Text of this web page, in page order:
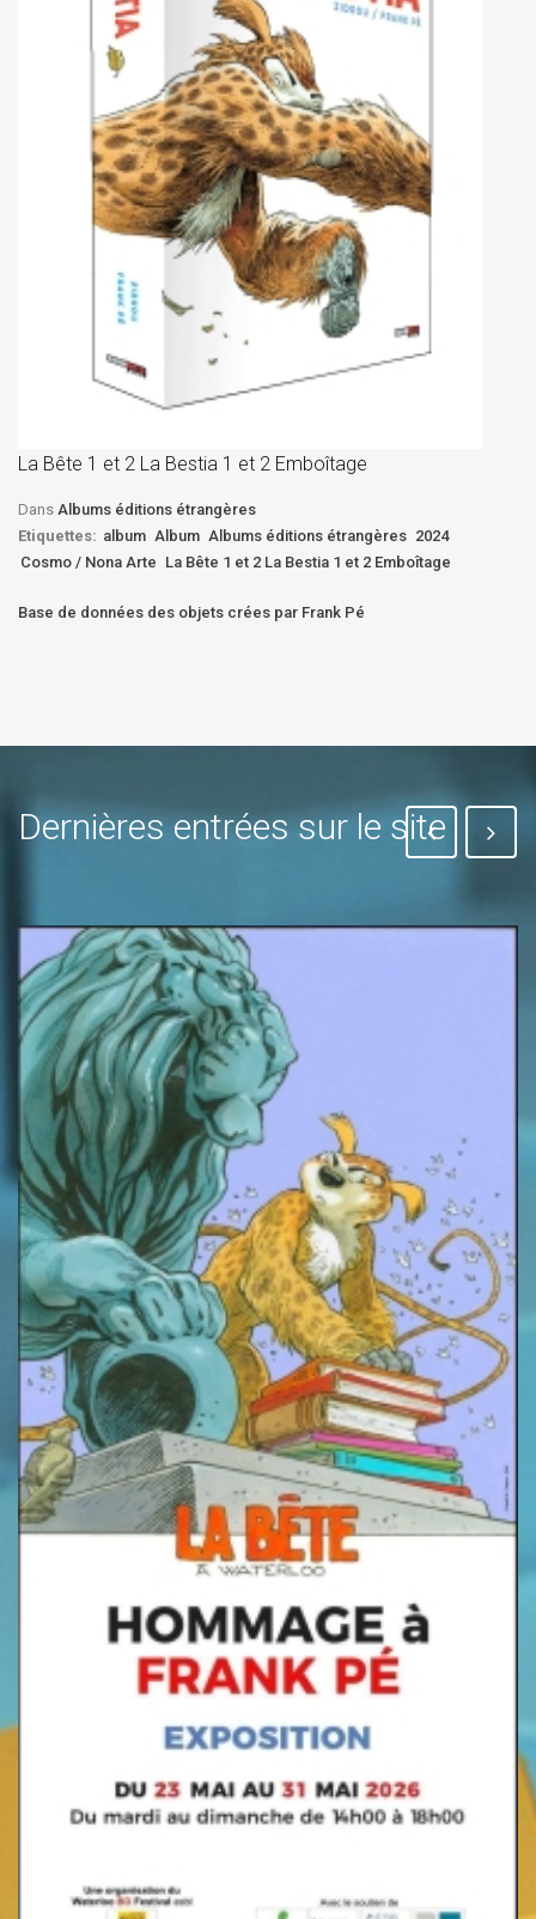
La Bête 1 et 2 La Bestia 1 et 2 Emboîtage
Dans Albums éditions étrangères
Etiquettes: album Album Albums éditions étrangères 2024
Cosmo / Nona Arte La Bête 1 et 2 La Bestia 1 et 2 Emboîtage
Base de données des objets crées par Frank Pé
Dernières entrées sur le site